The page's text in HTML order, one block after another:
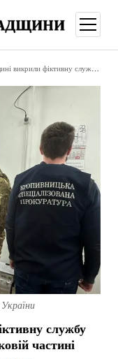
меню
службу та розкрадання коштів у військовій частині
службу
частині